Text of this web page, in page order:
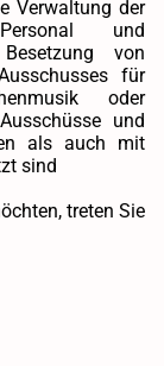
Verwaltung der
und
von
für
oder
und
als auch mit
sind
treten Sie